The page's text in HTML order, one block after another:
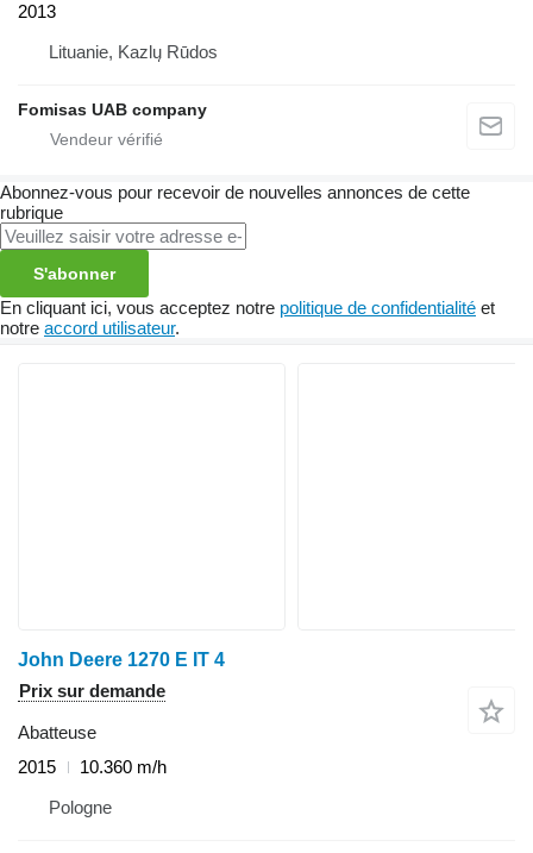
2013
Lituanie, Kazlų Rūdos
Fomisas UAB company
Abonnez-vous pour recevoir de nouvelles annonces de cette
rubrique
S'abonner
En cliquant ici, vous acceptez notre politique de confidentialité et
notre accord utilisateur.
John Deere 1270 E IT 4
Prix sur demande
Abatteuse
2015
10.360 m/h
Pologne